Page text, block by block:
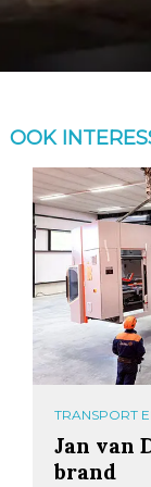
OOK
TRANSPORT
Jan van
brand